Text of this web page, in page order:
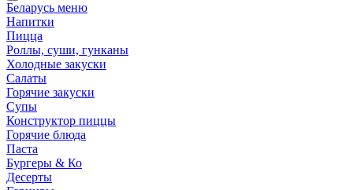
Беларусь меню
Напитки
Пицца
Роллы, суши, гунканы
Холодные закуски
Салаты
Горячие закуски
Супы
Конструктор пиццы
Горячие блюда
Паста
Бургеры & Ко
Десерты